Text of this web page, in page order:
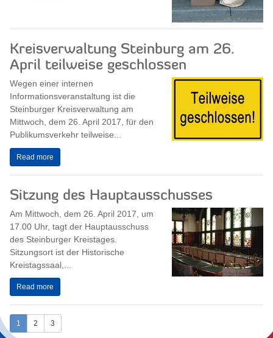
Kreisverwaltung Steinburg am 26.
April teilweise geschlossen
Wegen einer internen
Informationsveranstaltung ist die
Steinburger Kreisverwaltung am
Mittwoch, dem 26. April 2017, für den
Publikumsverkehr teilweise...
Read more
Sitzung des Hauptausschusses
Am Mittwoch, dem 26. April 2017, um
17.00 Uhr, tagt der Hauptausschuss
des Steinburger Kreistages.
Sitzungsort ist der Historische
Kreistagssaal,...
Read more
1 2 3